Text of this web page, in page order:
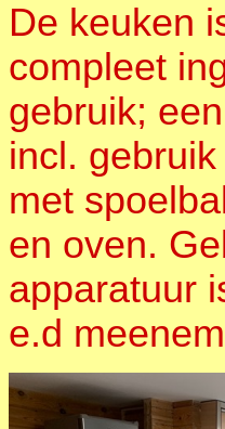
De keuken
compleet
gebruik;
incl.
met
en oven.
apparatuur
e.d